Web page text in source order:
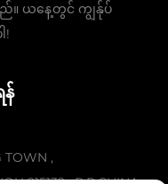
ည်။ ယနေ့တွင် ကျွန်ုပ်
!
TOWN ,